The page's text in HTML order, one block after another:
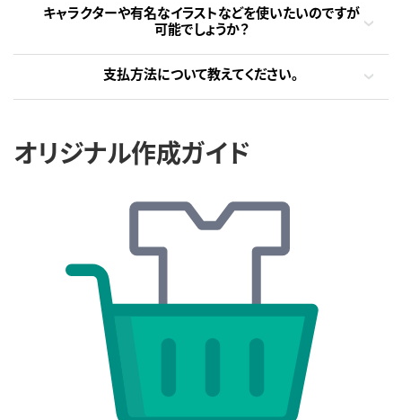
キャラクターや有名なイラストなどを使いたいのですが
可能でしょうか？
支払方法について教えてください。
オリジナル作成ガイド